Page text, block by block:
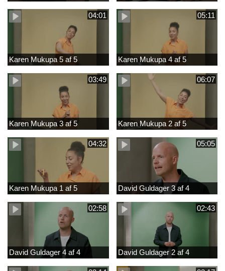
04:01
Karen Mukupa 5 af 5
05:11
Karen Mukupa 4 af 5
03:49
Karen Mukupa 3 af 5
06:07
Karen Mukupa 2 af 5
04:32
Karen Mukupa 1 af 5
05:05
David Guldager 3 af 4
02:58
David Guldager 4 af 4
02:43
David Guldager 2 af 4